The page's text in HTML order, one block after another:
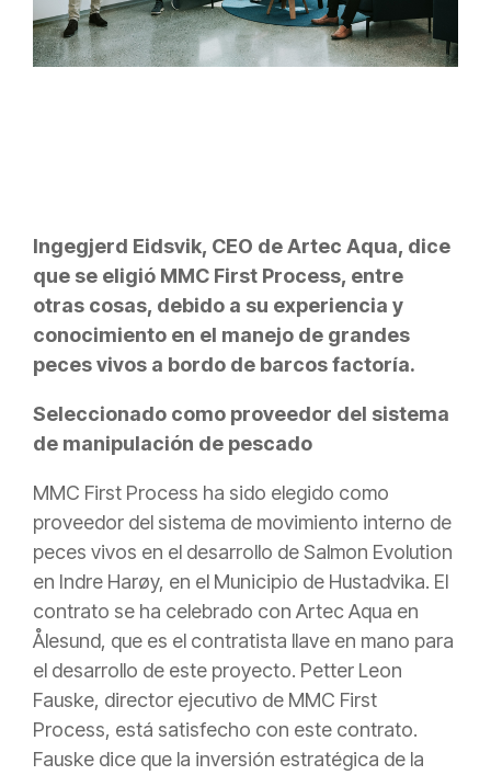
Ingegjerd Eidsvik, CEO de Artec Aqua, dice
que se eligió MMC First Process, entre
otras cosas, debido a su experiencia y
conocimiento en el manejo de grandes
peces vivos a bordo de barcos factoría.
Seleccionado como proveedor del sistema
de manipulación de pescado
MMC First Process ha sido elegido como
proveedor del sistema de movimiento interno de
peces vivos en el desarrollo de Salmon Evolution
en Indre Harøy, en el Municipio de Hustadvika. El
contrato se ha celebrado con Artec Aqua en
Ålesund, que es el contratista llave en mano para
el desarrollo de este proyecto. Petter Leon
Fauske, director ejecutivo de MMC First
Process, está satisfecho con este contrato.
Fauske dice que la inversión estratégica de la